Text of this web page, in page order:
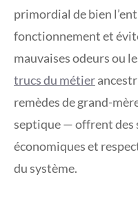
primordial de bien
fonctionnement et
mauvaises odeurs ou
trucs du métier
remèdes de grand-
septique — offrent des
économiques et
du système.